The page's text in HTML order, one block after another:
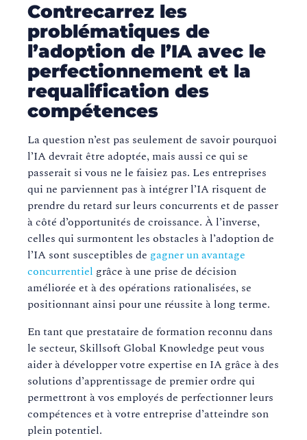
Contrecarrez les
problématiques de
l’adoption de l’IA avec le
perfectionnement et la
requalification des
compétences
La question n’est pas seulement de savoir pourquoi
l’IA devrait être adoptée, mais aussi ce qui se
passerait si vous ne le faisiez pas. Les entreprises
qui ne parviennent pas à intégrer l’IA risquent de
prendre du retard sur leurs concurrents et de passer
à côté d’opportunités de croissance. À l’inverse,
celles qui surmontent les obstacles à l’adoption de
l’IA sont susceptibles de gagner un avantage
concurrentiel grâce à une prise de décision
améliorée et à des opérations rationalisées, se
positionnant ainsi pour une réussite à long terme.
En tant que prestataire de formation reconnu dans
le secteur, Skillsoft Global Knowledge peut vous
aider à développer votre expertise en IA grâce à des
solutions d’apprentissage de premier ordre qui
permettront à vos employés de perfectionner leurs
compétences et à votre entreprise d’atteindre son
plein potentiel.